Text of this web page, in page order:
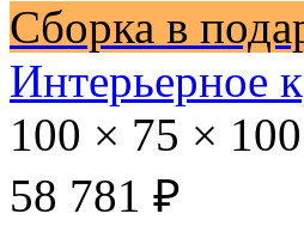
Сборка в
Интерьерное
100 × 75 ×
58 781 ₽